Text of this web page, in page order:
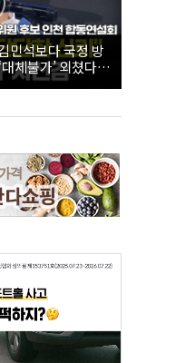
민석보다 국정 방
체불가’ 외쳤다 |
표·최고위원 후